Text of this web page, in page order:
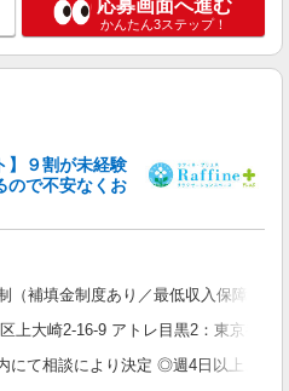
応募画面へ進む
かんたん3ステップ！
】９割が未経験
ので不安なくお
（補填金制度あり／最低収入保障）
上大崎2-16-9 アトレ目黒2：東京都品
にて相談により決定 ◎週4日以上、1